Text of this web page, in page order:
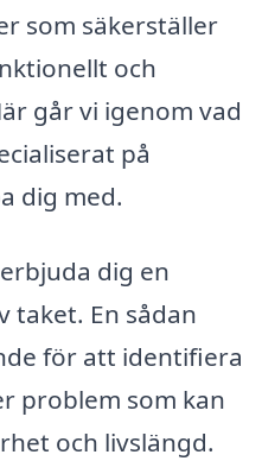
som säkerställer
och
går vi igenom vad
på
dig med.
dig en
taket. En sådan
för att identifiera
problem som kan
och livslängd.